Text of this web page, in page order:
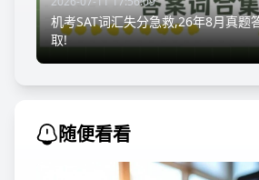
机考SAT词汇失分急救,26年8月真题
取!
随便看看